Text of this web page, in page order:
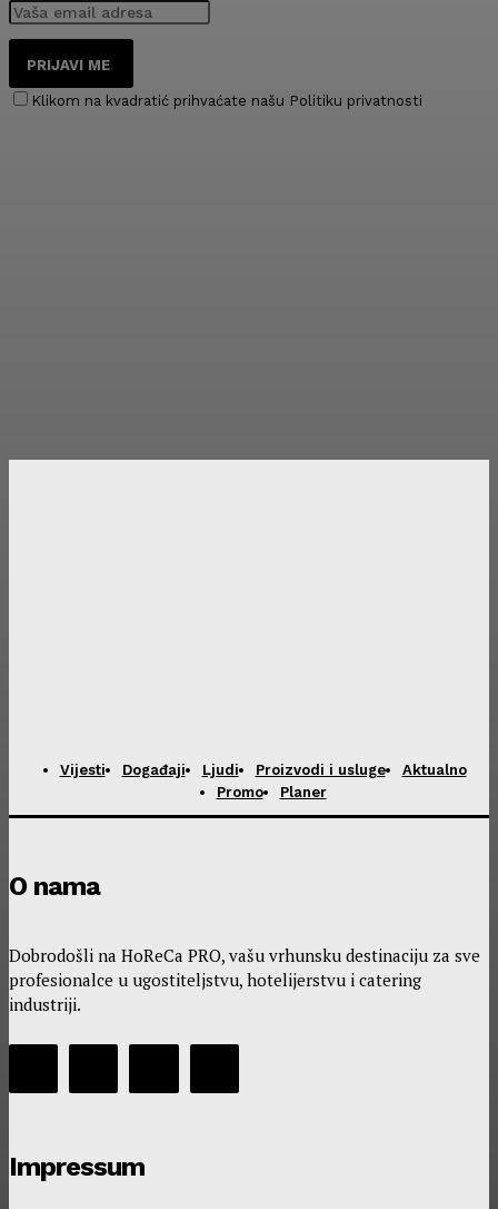
PRIJAVI ME
Klikom na kvadratić prihvaćate našu Politiku privatnosti
Vijesti Događaji Ljudi Proizvodi i usluge
Aktualno
Promo
Planer
O nama
Dobrodošli na HoReCa PRO, vašu vrhunsku destinaciju za sve
profesionalce u ugostiteljstvu, hotelijerstvu i catering
industriji.
Impressum